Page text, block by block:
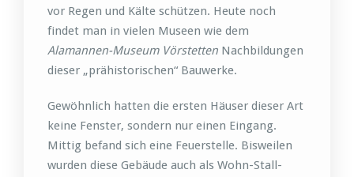
vor Regen und Kälte schützen. Heute noch
findet man in vielen Museen wie dem
Alamannen-Museum Vörstetten Nachbildungen
dieser „prähistorischen“ Bauwerke.
Gewöhnlich hatten die ersten Häuser dieser Art
keine Fenster, sondern nur einen Eingang.
Mittig befand sich eine Feuerstelle. Bisweilen
wurden diese Gebäude auch als Wohn-Stall-